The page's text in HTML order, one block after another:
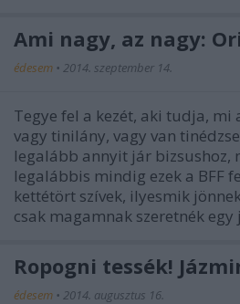
Ami nagy, az nagy:
édesem • 2014. szeptember 14.
Tegye fel a kezét, aki tudja, mi
vagy tinilány, vagy van
legalább annyit jár bizsushoz,
legalábbis mindig ezek a BFF
kettétört szívek, ilyesmik
csak magamnak szeretnék
Ropogni tessék!
édesem • 2014. augusztus 16.